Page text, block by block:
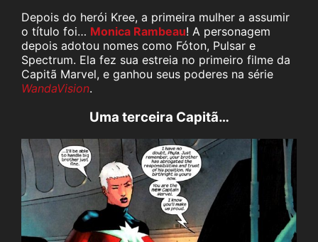
Depois do herói Kree, a primeira mulher a assumir
o título foi… Monica Rambeau! A personagem
depois adotou nomes como Fóton, Pulsar e
Spectrum. Ela fez sua estreia no primeiro filme da
Capitã Marvel, e ganhou seus poderes na série
WandaVision.
Uma terceira Capitã…